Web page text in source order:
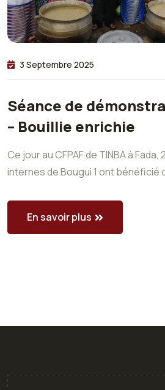
3 Septembre 2025
Séance de
– Bouillie enrichie
Ce jour au CFPAF de TINBA à
internes de Bougui 1 ont bénéficié
En savoir plus